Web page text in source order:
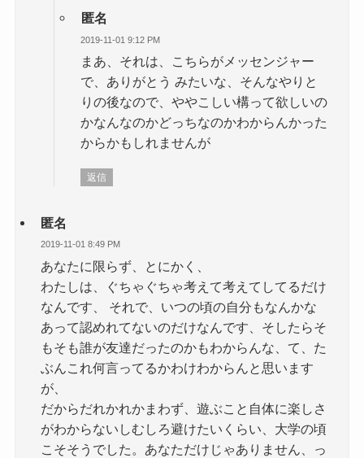
匿名
2019-11-01 9:12 PM
まあ、それは、こちらがメッセンジャー
で、ありがとう みたいな、そんなやりと
りの後なので、ややこしい構って欲しいの
かなんなのかどっちなのかわからんかった
からかもしれませんが
返信
匿名
2019-11-01 8:49 PM
あなたに限らず、とにかく、
わたしは、ぐちゃぐちゃ考えて考えてしてるだけ
なんです、 それで、いつの頃の自分もなんかな
あって認めれてないのだけなんです、そしたらそ
もそも誰が友達だったのかもわからんな、て、た
ぶんこれ何言ってるかわけわからんと思います
が、
だからだれかれかまわず、遊ぶこと自体に楽しさ
がわからないしむしろ避けたいくらい、大学の頃
こそそうでした。あなただけじゃありません、っ